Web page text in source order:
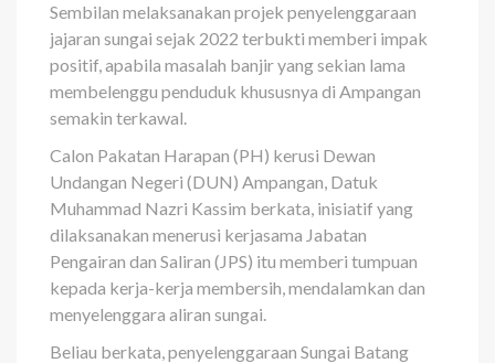
Sembilan me­laksanakan projek penyelenggaraan
jajaran sungai sejak 2022 terbukti memberi impak
positif, apabila masalah banjir yang sekian lama
membelenggu penduduk khususnya di Ampangan
semakin terkawal.
Calon Pakatan Harapan (PH) kerusi Dewan
Undangan Negeri (DUN) Ampangan, Datuk
Muhammad Nazri Kassim berkata, inisiatif yang
dilaksanakan menerusi kerjasama Jabatan
Pengairan dan Saliran (JPS) itu memberi tumpuan
kepada kerja-kerja membersih, mendalamkan dan
menyelenggara aliran sungai.
Beliau berkata, penyelenggaraan Sungai Batang